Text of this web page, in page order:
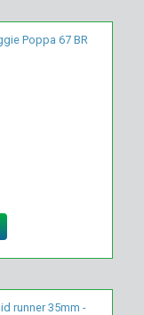
Poppa 67 BR
runner 35mm -